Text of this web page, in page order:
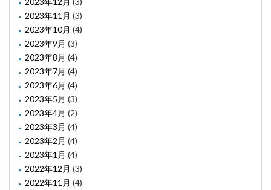
2023年11月 (3)
2023年10月 (4)
2023年9月 (3)
2023年8月 (4)
2023年7月 (4)
2023年6月 (4)
2023年5月 (3)
2023年4月 (2)
2023年3月 (4)
2023年2月 (4)
2023年1月 (4)
2022年12月 (3)
2022年11月 (4)